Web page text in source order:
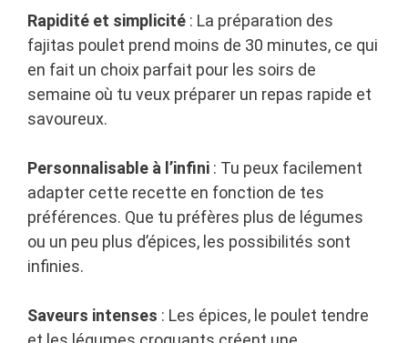
Rapidité et simplicité : La préparation des
fajitas poulet prend moins de 30 minutes, ce qui
en fait un choix parfait pour les soirs de
semaine où tu veux préparer un repas rapide et
savoureux.
Personnalisable à l’infini : Tu peux facilement
adapter cette recette en fonction de tes
préférences. Que tu préfères plus de légumes
ou un peu plus d’épices, les possibilités sont
infinies.
Saveurs intenses : Les épices, le poulet tendre